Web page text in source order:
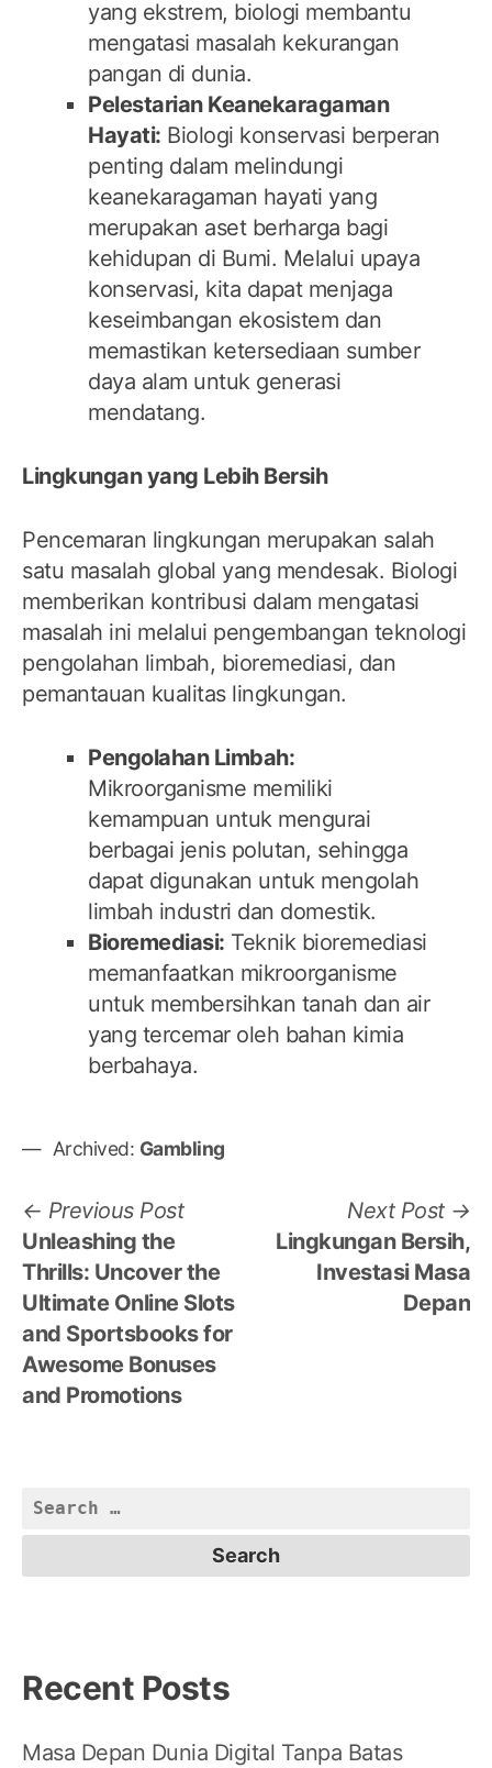
yang ekstrem, biologi membantu
mengatasi masalah kekurangan
pangan di dunia.
Pelestarian Keanekaragaman
Hayati: Biologi konservasi berperan
penting dalam melindungi
keanekaragaman hayati yang
merupakan aset berharga bagi
kehidupan di Bumi. Melalui upaya
konservasi, kita dapat menjaga
keseimbangan ekosistem dan
memastikan ketersediaan sumber
daya alam untuk generasi
mendatang.
Lingkungan yang Lebih Bersih
Pencemaran lingkungan merupakan salah
satu masalah global yang mendesak. Biologi
memberikan kontribusi dalam mengatasi
masalah ini melalui pengembangan teknologi
pengolahan limbah, bioremediasi, dan
pemantauan kualitas lingkungan.
Pengolahan Limbah:
Mikroorganisme memiliki
kemampuan untuk mengurai
berbagai jenis polutan, sehingga
dapat digunakan untuk mengolah
limbah industri dan domestik.
Bioremediasi: Teknik bioremediasi
memanfaatkan mikroorganisme
untuk membersihkan tanah dan air
yang tercemar oleh bahan kimia
berbahaya.
Archived: Gambling
Post
navigation
Previous PostPrevious
Unleashing the
Thrills: Uncover the
Ultimate Online Slots
and Sportsbooks for
Awesome Bonuses
and Promotions
Next Post
Lingkungan Bersih,
Investasi Masa
Depan
Search
for:
Recent Posts
Masa Depan Dunia Digital Tanpa Batas